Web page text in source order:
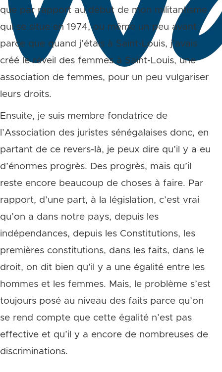
que par rapport au début de mon militantisme
qui se situe en 1974, ou même un peu avant
parce que quand j’étais à Saint-Louis, j’avais
créé le réveil des femmes à Saint-Louis, une
association de femmes, pour un peu vulgariser
leurs droits.
Ensuite, je suis membre fondatrice de
l’Association des juristes sénégalaises donc, en
partant de ce revers-là, je peux dire qu’il y a eu
d’énormes progrès. Des progrès, mais qu’il
reste encore beaucoup de choses à faire. Par
rapport, d’une part, à la législation, c’est vrai
qu’on a dans notre pays, depuis les
indépendances, depuis les Constitutions, les
premières constitutions, dans les faits, dans le
droit, on dit bien qu’il y a une égalité entre les
hommes et les femmes. Mais, le problème s’est
toujours posé au niveau des faits parce qu’on
se rend compte que cette égalité n’est pas
effective et qu’il y a encore de nombreuses de
discriminations.